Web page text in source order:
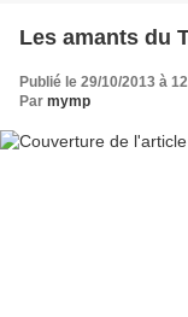
Les amants du
Publié le 29/10/2013 à
Par mymp